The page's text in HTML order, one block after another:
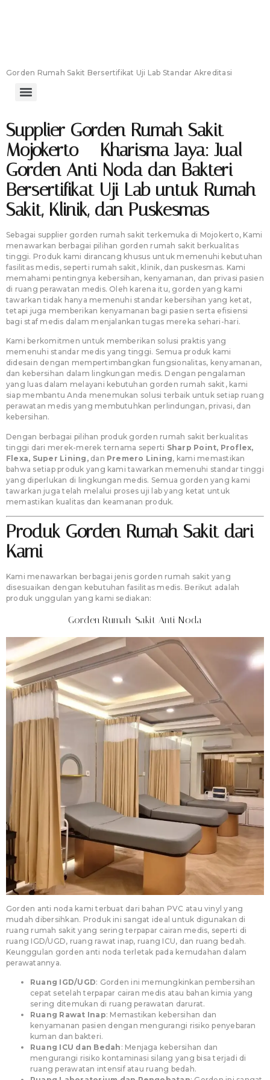
Gorden Rumah Sakit Bersertifikat Uji Lab Standar Akreditasi
Supplier Gorden Rumah Sakit
Mojokerto – Kharisma Jaya: Jual
Gorden Anti Noda dan Bakteri
Bersertifikat Uji Lab untuk Rumah
Sakit, Klinik, dan Puskesmas
Sebagai supplier gorden rumah sakit terkemuka di Mojokerto, Kami
menawarkan berbagai pilihan gorden rumah sakit berkualitas
tinggi. Produk kami dirancang khusus untuk memenuhi kebutuhan
fasilitas medis, seperti rumah sakit, klinik, dan puskesmas. Kami
memahami pentingnya kebersihan, kenyamanan, dan privasi pasien
di ruang perawatan medis. Oleh karena itu, gorden yang kami
tawarkan tidak hanya memenuhi standar kebersihan yang ketat,
tetapi juga memberikan kenyamanan bagi pasien serta efisiensi
bagi staf medis dalam menjalankan tugas mereka sehari-hari.
Kami berkomitmen untuk memberikan solusi praktis yang
memenuhi standar medis yang tinggi. Semua produk kami
didesain dengan mempertimbangkan fungsionalitas, kenyamanan,
dan kebersihan dalam lingkungan medis. Dengan pengalaman
yang luas dalam melayani kebutuhan gorden rumah sakit, kami
siap membantu Anda menemukan solusi terbaik untuk setiap ruang
perawatan medis yang membutuhkan perlindungan, privasi, dan
kebersihan.
Dengan berbagai pilihan produk gorden rumah sakit berkualitas
tinggi dari merek-merek ternama seperti Sharp Point, Proflex,
Flexa, Super Lining, dan Premero Lining, kami memastikan
bahwa setiap produk yang kami tawarkan memenuhi standar tinggi
yang diperlukan di lingkungan medis. Semua gorden yang kami
tawarkan juga telah melalui proses uji lab yang ketat untuk
memastikan kualitas dan keamanan produk.
Produk Gorden Rumah Sakit dari
Kami
Kami menawarkan berbagai jenis gorden rumah sakit yang
disesuaikan dengan kebutuhan fasilitas medis. Berikut adalah
produk unggulan yang kami sediakan:
Gorden Rumah Sakit Anti Noda
Gorden anti noda kami terbuat dari bahan PVC atau vinyl yang
mudah dibersihkan. Produk ini sangat ideal untuk digunakan di
ruang rumah sakit yang sering terpapar cairan medis, seperti di
ruang IGD/UGD, ruang rawat inap, ruang ICU, dan ruang bedah.
Keunggulan gorden anti noda terletak pada kemudahan dalam
perawatannya.
Ruang IGD/UGD: Gorden ini memungkinkan pembersihan
cepat setelah terpapar cairan medis atau bahan kimia yang
sering ditemukan di ruang perawatan darurat.
Ruang Rawat Inap: Memastikan kebersihan dan
kenyamanan pasien dengan mengurangi risiko penyebaran
kuman dan bakteri.
Ruang ICU dan Bedah : Menjaga kebersihan dan
mengurangi risiko kontaminasi silang yang bisa terjadi di
ruang perawatan intensif atau ruang bedah.